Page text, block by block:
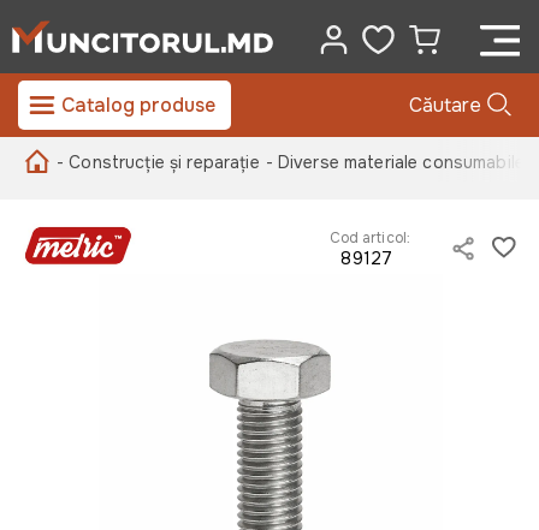
Catalog produse Căutare
- Construcție și reparație - Diverse materiale consumabile
Cod articol:
89127